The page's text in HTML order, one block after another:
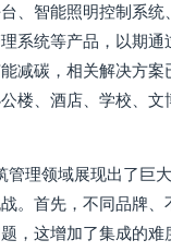
、智能照明控制系统
系统等产品，以期通
减碳，相关解决方案
楼、酒店、学校、文
管理领域展现出了巨
。首先，不同品牌、
，这增加了集成的